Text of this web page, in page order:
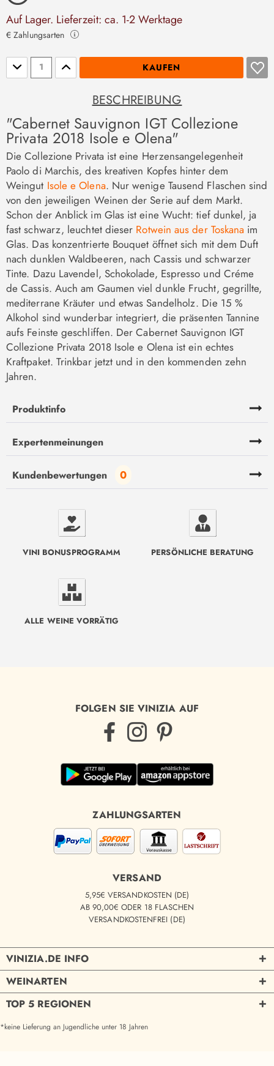
Auf Lager. Lieferzeit: ca. 1-2 Werktage
€ Zahlungsarten
Stückzahl KAUFEN
BESCHREIBUNG
"Cabernet Sauvignon IGT Collezione
Privata 2018 Isole e Olena"
Die Collezione Privata ist eine Herzensangelegenheit
Paolo di Marchis, des kreativen Kopfes hinter dem
Weingut Isole e Olena. Nur wenige Tausend Flaschen sind
von den jeweiligen Weinen der Serie auf dem Markt.
Schon der Anblick im Glas ist eine Wucht: tief dunkel, ja
fast schwarz, leuchtet dieser Rotwein aus der Toskana im
Glas. Das konzentrierte Bouquet öffnet sich mit dem Duft
nach dunklen Waldbeeren, nach Cassis und schwarzer
Tinte. Dazu Lavendel, Schokolade, Espresso und Créme
de Cassis. Auch am Gaumen viel dunkle Frucht, gegrillte,
mediterrane Kräuter und etwas Sandelholz. Die 15 %
Alkohol sind wunderbar integriert, die präsenten Tannine
aufs Feinste geschliffen. Der Cabernet Sauvignon IGT
Collezione Privata 2018 Isole e Olena ist ein echtes
Kraftpaket. Trinkbar jetzt und in den kommenden zehn
Jahren.
Produktinfo
Expertenmeinungen
Kundenbewertungen 0
VINI BONUSPROGRAMM PERSÖNLICHE BERATUNG
ALLE WEINE VORRÄTIG
FOLGEN SIE VINIZIA AUF
ZAHLUNGSARTEN
VERSAND
5,95€ VERSANDKOSTEN (DE)
AB 90,00€ ODER 18 FLASCHEN
VERSANDKOSTENFREI (DE)
VINIZIA.DE INFO
WEINARTEN
TOP 5 REGIONEN
*keine Lieferung an Jugendliche unter 18 Jahren